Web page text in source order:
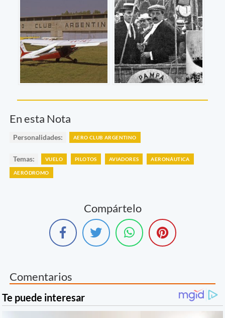
En esta Nota
Personalidades: AERO CLUB ARGENTINO
Temas: VUELO PILOTOS AVIADORES AERONÁUTICA
AERÓDROMO
Compártelo
Comentarios